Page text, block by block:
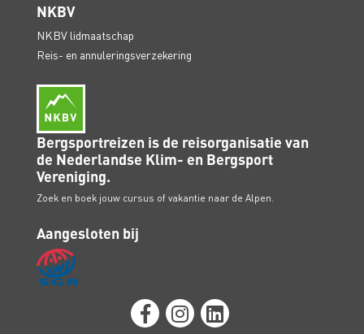
NKBV
NKBV lidmaatschap
Reis- en annuleringsverzekering
Bergsportreizen is de reisorganisatie van
de Nederlandse Klim- en Bergsport
Vereniging.
Zoek en boek jouw cursus of vakantie naar de Alpen.
Aangesloten bij